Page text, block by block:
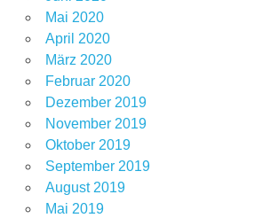
Mai 2020
April 2020
März 2020
Februar 2020
Dezember 2019
November 2019
Oktober 2019
September 2019
August 2019
Mai 2019